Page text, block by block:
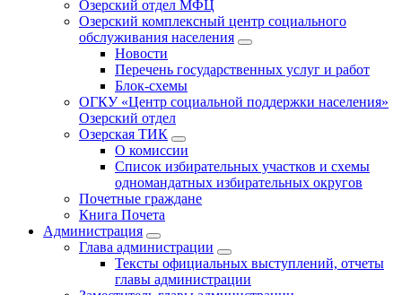
Озерский отдел МФЦ
Озерский комплексный центр социального
обслуживания населения
Новости
Перечень государственных услуг и работ
Блок-схемы
ОГКУ «Центр социальной поддержки населения»
Озерский отдел
Озерская ТИК
О комиссии
Список избирательных участков и схемы
одномандатных избирательных округов
Почетные граждане
Книга Почета
Администрация
Глава администрации
Тексты официальных выступлений, отчеты
главы администрации